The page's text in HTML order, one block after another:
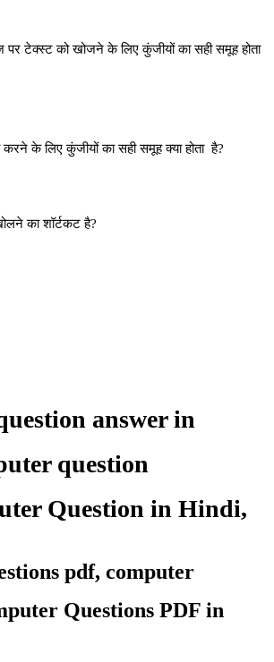
टेक्स्ट को खोजने के लिए कुंजीयों का सही समूह होता
के लिए कुंजीयों का सही समूह क्‍या होता है?
का शॉर्टकट है?
answer in
question
Question in Hindi,
pdf, computer
Questions PDF in